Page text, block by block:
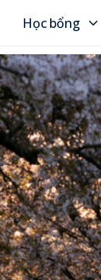
Học bổng